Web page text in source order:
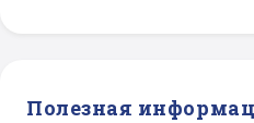
Полезная